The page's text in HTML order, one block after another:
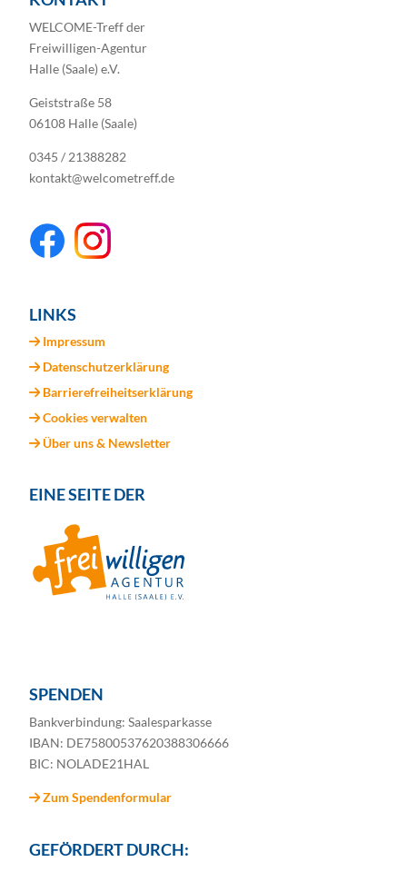
WELCOME-Treff der
Freiwilligen-Agentur
Halle (Saale) e.V.
Geiststraße 58
06108 Halle (Saale)
0345 / 21388282
kontakt@welcometreff.de
LINKS
Impressum
Datenschutzerklärung
Barrierefreiheitserklärung
Cookies verwalten
Über uns & Newsletter
EINE SEITE DER
SPENDEN
Bankverbindung: Saalesparkasse
IBAN: DE75800537620388306666
BIC: NOLADE21HAL
Zum Spendenformular
GEFÖRDERT DURCH: